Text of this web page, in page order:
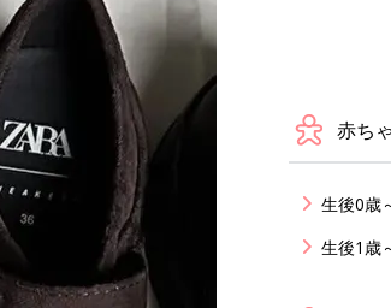
赤ち
生後0歳
生後1歳